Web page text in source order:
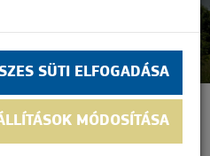
EURÓPA
SÜTI ELFOGADÁSA
MÓDOSÍTÁSA